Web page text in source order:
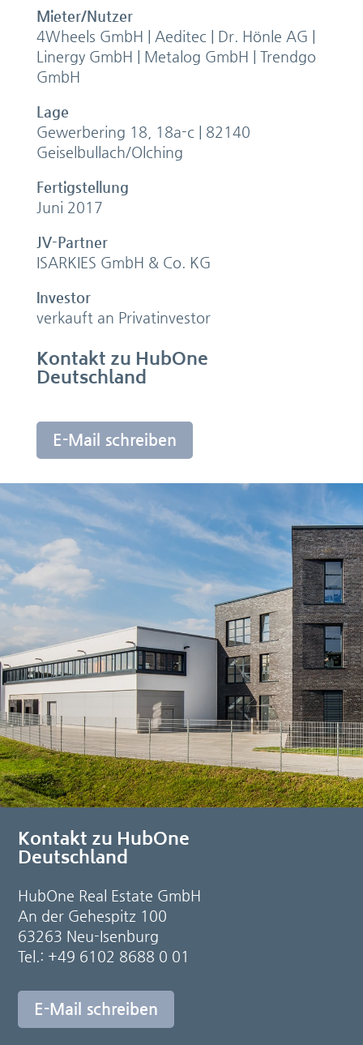
Mieter/Nutzer
4Wheels GmbH | Aeditec | Dr. Hönle AG |
Linergy GmbH | Metalog GmbH | Trendgo
GmbH
Lage
Gewerbering 18, 18a-c | 82140
Geiselbullach/Olching
Fertigstellung
Juni 2017
JV-Partner
ISARKIES GmbH & Co. KG
Investor
verkauft an Privatinvestor
Kontakt zu HubOne
Deutschland
E-Mail schreiben
Kontakt zu HubOne
Deutschland
HubOne Real Estate GmbH
An der Gehespitz 100
63263 Neu-Isenburg
Tel.: +49 6102 8688 0 01
E-Mail schreiben